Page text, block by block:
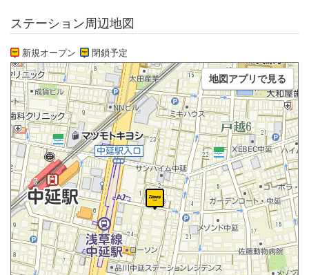
ステーション周辺地図
新規オープン 閉鎖予定
地図アプリで見る